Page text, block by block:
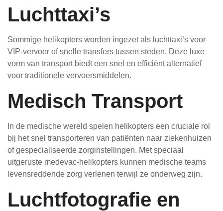
Luchttaxi’s
Sommige helikopters worden ingezet als luchttaxi’s voor
VIP-vervoer of snelle transfers tussen steden. Deze luxe
vorm van transport biedt een snel en efficiënt alternatief
voor traditionele vervoersmiddelen.
Medisch Transport
In de medische wereld spelen helikopters een cruciale rol
bij het snel transporteren van patiënten naar ziekenhuizen
of gespecialiseerde zorginstellingen. Met speciaal
uitgeruste medevac-helikopters kunnen medische teams
levensreddende zorg verlenen terwijl ze onderweg zijn.
Luchtfotografie en